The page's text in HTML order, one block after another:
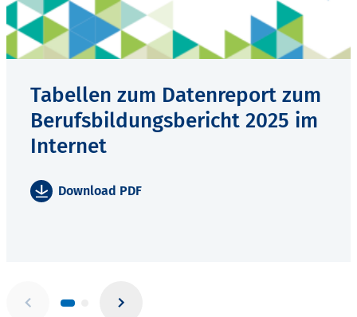
Tabellen zum Datenreport zum
Berufsbildungsbericht 2025 im
Internet
Download PDF